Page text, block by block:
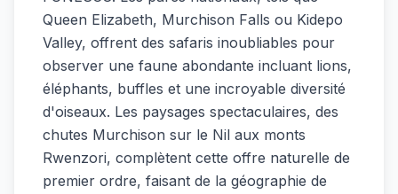
Queen Elizabeth, Murchison Falls ou Kidepo
Valley, offrent des safaris inoubliables pour
observer une faune abondante incluant lions,
éléphants, buffles et une incroyable diversité
d'oiseaux. Les paysages spectaculaires, des
chutes Murchison sur le Nil aux monts
Rwenzori, complètent cette offre naturelle de
premier ordre, faisant de la géographie de